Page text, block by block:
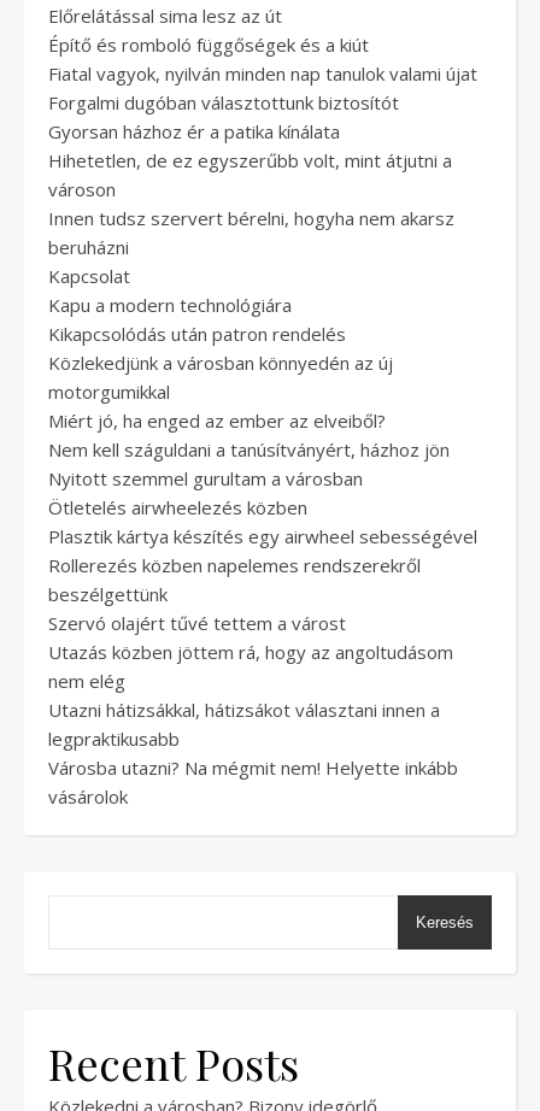
Előrelátással sima lesz az út
Építő és romboló függőségek és a kiút
Fiatal vagyok, nyilván minden nap tanulok valami újat
Forgalmi dugóban választottunk biztosítót
Gyorsan házhoz ér a patika kínálata
Hihetetlen, de ez egyszerűbb volt, mint átjutni a
városon
Innen tudsz szervert bérelni, hogyha nem akarsz
beruházni
Kapcsolat
Kapu a modern technológiára
Kikapcsolódás után patron rendelés
Közlekedjünk a városban könnyedén az új
motorgumikkal
Miért jó, ha enged az ember az elveiből?
Nem kell száguldani a tanúsítványért, házhoz jön
Nyitott szemmel gurultam a városban
Ötletelés airwheelezés közben
Plasztik kártya készítés egy airwheel sebességével
Rollerezés közben napelemes rendszerekről
beszélgettünk
Szervó olajért tűvé tettem a várost
Utazás közben jöttem rá, hogy az angoltudásom
nem elég
Utazni hátizsákkal, hátizsákot választani innen a
legpraktikusabb
Városba utazni? Na mégmit nem! Helyette inkább
vásárolok
Keresés
Recent Posts
Közlekedni a városban? Bizony idegörlő.